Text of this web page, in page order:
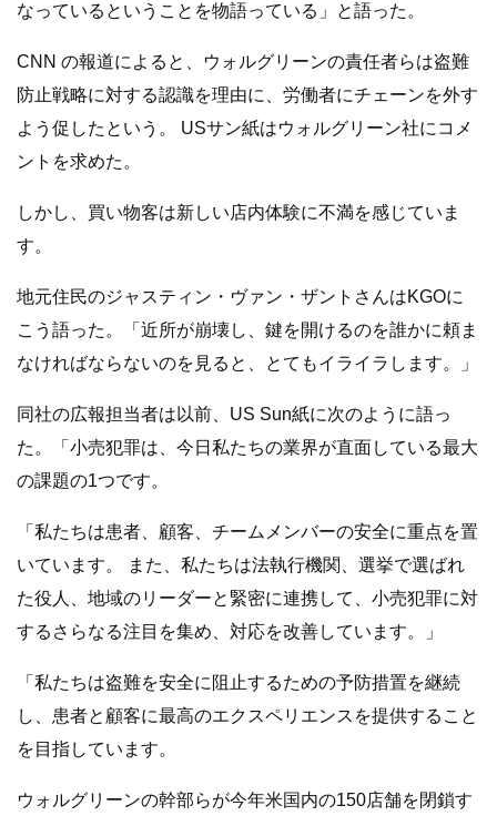
なっているということを物語っている」と語った。
CNN の報道によると、ウォルグリーンの責任者らは盗難
防止戦略に対する認識を理由に、労働者にチェーンを外す
よう促したという。 USサン紙はウォルグリーン社にコメ
ントを求めた。
しかし、買い物客は新しい店内体験に不満を感じていま
す。
地元住民のジャスティン・ヴァン・ザントさんはKGOに
こう語った。「近所が崩壊し、鍵を開けるのを誰かに頼ま
なければならないのを見ると、とてもイライラします。」
同社の広報担当者は以前、US Sun紙に次のように語っ
た。「小売犯罪は、今日私たちの業界が直面している最大
の課題の1つです。
「私たちは患者、顧客、チームメンバーの安全に重点を置
いています。 また、私たちは法執行機関、選挙で選ばれ
た役人、地域のリーダーと緊密に連携して、小売犯罪に対
するさらなる注目を集め、対応を改善しています。」
「私たちは盗難を安全に阻止するための予防措置を継続
し、患者と顧客に最高のエクスペリエンスを提供すること
を目指しています。
ウォルグリーンの幹部らが今年米国内の150店舗を閉鎖す